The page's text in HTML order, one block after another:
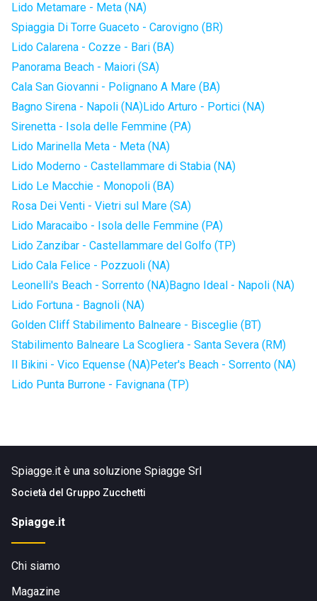
Lido Metamare - Meta (NA)
Spiaggia Di Torre Guaceto - Carovigno (BR)
Lido Calarena - Cozze - Bari (BA)
Panorama Beach - Maiori (SA)
Cala San Giovanni - Polignano A Mare (BA)
Bagno Sirena - Napoli (NA)Lido Arturo - Portici (NA)
Sirenetta - Isola delle Femmine (PA)
Lido Marinella Meta - Meta (NA)
Lido Moderno - Castellammare di Stabia (NA)
Lido Le Macchie - Monopoli (BA)
Rosa Dei Venti - Vietri sul Mare (SA)
Lido Maracaibo - Isola delle Femmine (PA)
Lido Zanzibar - Castellammare del Golfo (TP)
Lido Cala Felice - Pozzuoli (NA)
Leonelli's Beach - Sorrento (NA)Bagno Ideal - Napoli (NA)
Lido Fortuna - Bagnoli (NA)
Golden Cliff Stabilimento Balneare - Bisceglie (BT)
Stabilimento Balneare La Scogliera - Santa Severa (RM)
Il Bikini - Vico Equense (NA)Peter's Beach - Sorrento (NA)
Lido Punta Burrone - Favignana (TP)
Spiagge.it è una soluzione Spiagge Srl
Società del Gruppo Zucchetti
Spiagge.it
Chi siamo
Magazine